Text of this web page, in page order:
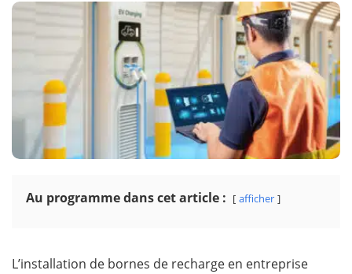
Au programme dans cet article : afficher
L’installation de bornes de recharge en entreprise